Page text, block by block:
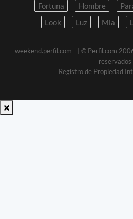
Fortuna
Hombre
Look
Luz Mia
weekend.perfil.com -
| © Perfil.com
reservados
Registro de Propiedad